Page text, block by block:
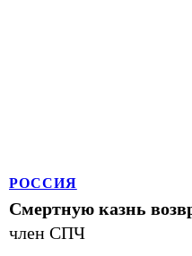
РОССИЯ
Смертную казнь
член СПЧ